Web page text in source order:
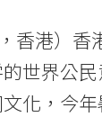
香港）
世界公民
化，今